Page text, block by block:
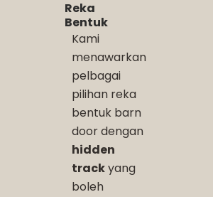
Reka
Bentuk
Kami
menawarkan
pelbagai
pilihan reka
bentuk barn
door dengan
hidden
trackyang
boleh